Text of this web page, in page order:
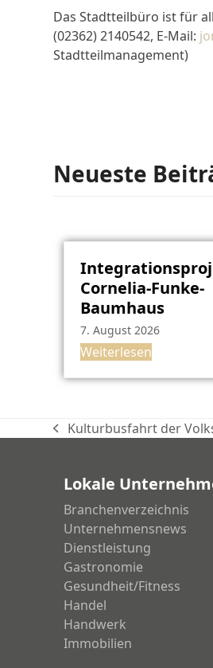
Das Stadtteilbüro ist für
(02362) 2140542, E-Mail:
Stadtteilmanagement)
Neueste
Cornelia-Funke-
Baumhaus
7. August 2026
Weiterlesen
vorheriger
Kulturbusfahrt der
Lokale
Branchenverzeichnis
Unternehmensnews
Dienstleistung
Gastronomie
Gesundheit/Fitness
Handel
Handwerk
Immobilien